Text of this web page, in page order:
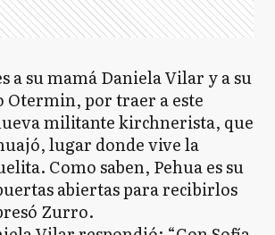
a su mamá Daniela Vilar y a su
Otermin, por traer a este
militante kirchnerista, que
lugar donde vive la
Como saben, Pehua es su
abiertas para recibirlos
Zurro.